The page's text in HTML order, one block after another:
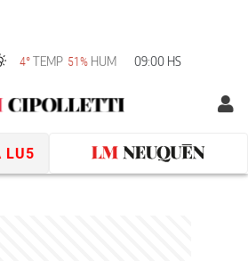
4°TEMP 51% HUM 09:00 HS
LU5